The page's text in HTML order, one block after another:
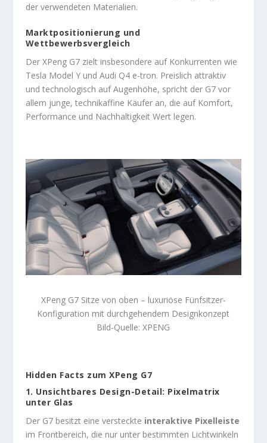
der verwendeten Materialien.
Marktpositionierung und
Wettbewerbsvergleich
Der XPeng G7 zielt insbesondere auf Konkurrenten wie
Tesla Model Y und Audi Q4 e-tron. Preislich attraktiv
und technologisch auf Augenhöhe, spricht der G7 vor
allem junge, technikaffine Käufer an, die auf Komfort,
Performance und Nachhaltigkeit Wert legen.
XPeng G7 Sitze von oben – luxuriöse Fünfsitzer-
Konfiguration mit durchgehendem Designkonzept
Bild-Quelle: XPENG
Hidden Facts zum XPeng G7
1. Unsichtbares Design-Detail: Pixelmatrix
unter Glas
Der G7 besitzt eine versteckte interaktive Pixelleiste
im Frontbereich, die nur unter bestimmten Lichtwinkeln